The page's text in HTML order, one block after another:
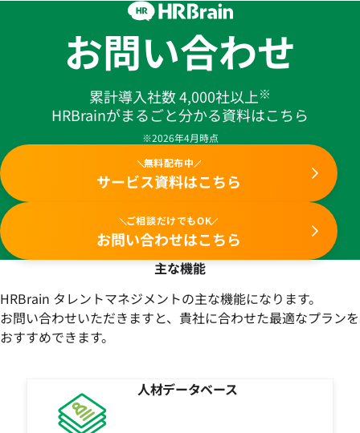
お問い合わせ
累計導入社数 4,000社以上※
HRBrainがまるごと分かる資料はこちら
※2026年4月時点
無料配布中
サービス資料はこちら
ご相談だけでもOK
お問い合わせはこちら
主な機能
HRBrain タレントマネジメントの主な機能になります。
お問い合わせいただきますと、貴社に合わせた最適なプランを
おすすめできます。
人材データベース